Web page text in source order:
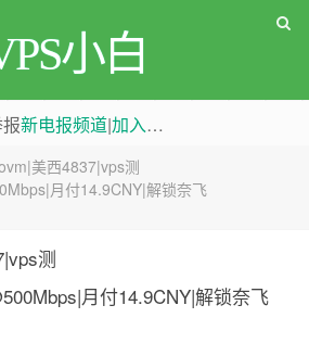
小白
greenwebpage|香港|日本|新加坡|美国等多地vps测评|移动直连|1Gbps带宽|年付€29
新电报频道 加入电报群
美西4837|vps测
月付14.9CNY|解锁奈飞
测
月付14.9CNY|解锁奈飞